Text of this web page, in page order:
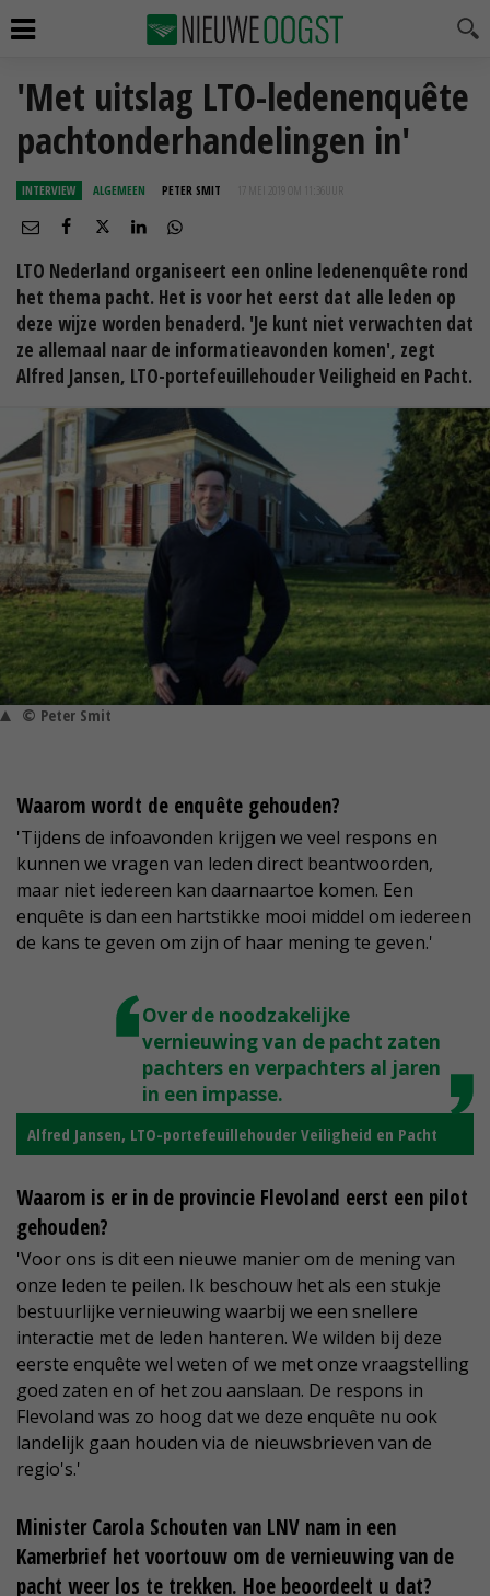
'Met uitslag LTO-ledenenquête
pachtonderhandelingen in'
INTERVIEW ALGEMEEN PETER SMIT 17 MEI 2019 OM 11:36
LTO Nederland organiseert een online ledenenquête rond
het thema pacht. Het is voor het eerst dat alle leden op
deze wijze worden benaderd. 'Je kunt niet verwachten dat
ze allemaal naar de informatieavonden komen', zegt
Alfred Jansen, LTO-portefeuillehouder Veiligheid en Pacht.
© Peter Smit
Waarom wordt de enquête gehouden?
'Tijdens de infoavonden krijgen we veel respons en
kunnen we vragen van leden direct beantwoorden,
maar niet iedereen kan daarnaartoe komen. Een
enquête is dan een hartstikke mooi middel om iedereen
de kans te geven om zijn of haar mening te geven.'
Over de noodzakelijke
vernieuwing van de pacht zaten
pachters en verpachters al jaren
in een impasse.
Alfred Jansen, LTO-portefeuillehouder Veiligheid en Pacht
Waarom is er in de provincie Flevoland eerst een pilot
gehouden?
'Voor ons is dit een nieuwe manier om de mening van
onze leden te peilen. Ik beschouw het als een stukje
bestuurlijke vernieuwing waarbij we een snellere
interactie met de leden hanteren. We wilden bij deze
eerste enquête wel weten of we met onze vraagstelling
goed zaten en of het zou aanslaan. De respons in
Flevoland was zo hoog dat we deze enquête nu ook
landelijk gaan houden via de nieuwsbrieven van de
regio's.'
Minister Carola Schouten van LNV nam in een
Kamerbrief het voortouw om de vernieuwing van de
pacht weer los te trekken. Hoe beoordeelt u dat?